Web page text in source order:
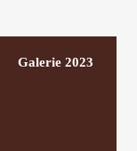
Galerie 2023